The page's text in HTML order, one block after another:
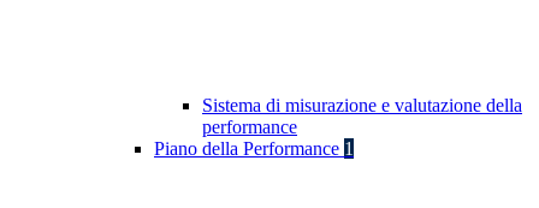
Sistema di misurazione e valutazione della
performance
Piano della Performance 1